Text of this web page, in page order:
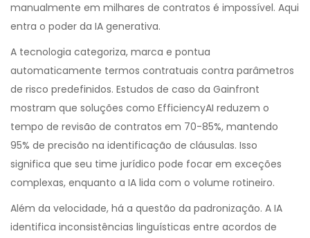
manualmente em milhares de contratos é impossível. Aqui
entra o poder da IA generativa.
A tecnologia categoriza, marca e pontua
automaticamente termos contratuais contra parâmetros
de risco predefinidos. Estudos de caso da Gainfront
mostram que soluções como EfficiencyAI reduzem o
tempo de revisão de contratos em 70-85%, mantendo
95% de precisão na identificação de cláusulas. Isso
significa que seu time jurídico pode focar em exceções
complexas, enquanto a IA lida com o volume rotineiro.
Além da velocidade, há a questão da padronização. A IA
identifica inconsistências linguísticas entre acordos de